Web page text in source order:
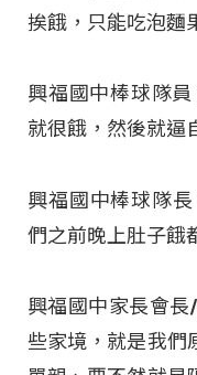
挨餓，只能吃泡麵
興福國中棒球隊
就很餓，然後就逼
興福國中棒球隊
們之前晚上肚子餓
興福國中家長會
些家境，就是我們